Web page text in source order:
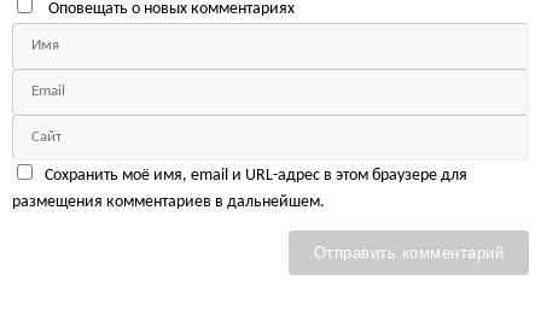
Оповещать о новых комментариях
Сохранить моё имя, email и URL-адрес в этом браузере для
размещения комментариев в дальнейшем.